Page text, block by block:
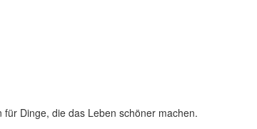
Dinge, die das Leben schöner machen.